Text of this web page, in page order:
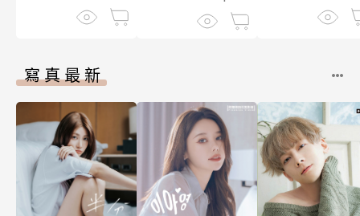
寫真最新